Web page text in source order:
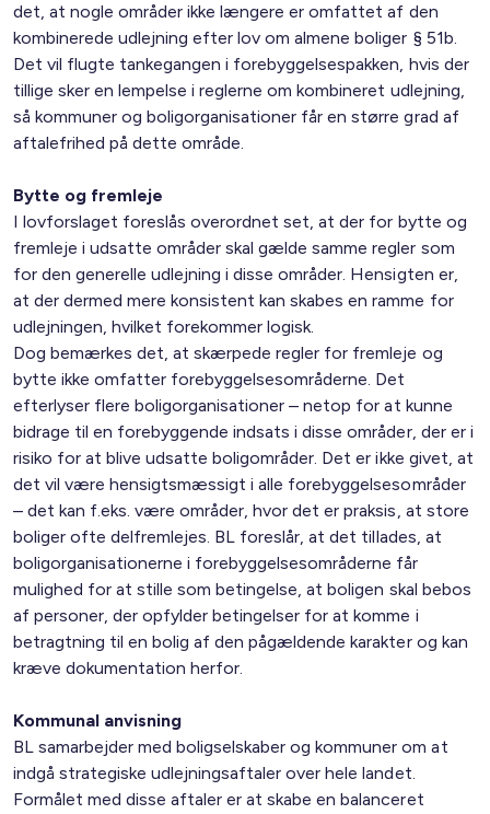
det, at nogle områder ikke længere er omfattet af den
kombinerede udlejning efter lov om almene boliger § 51b.
Det vil flugte tankegangen i forebyggelsespakken, hvis der
tillige sker en lempelse i reglerne om kombineret udlejning,
så kommuner og boligorganisationer får en større grad af
aftalefrihed på dette område.
Bytte og fremleje
I lovforslaget foreslås overordnet set, at der for bytte og
fremleje i udsatte områder skal gælde samme regler som
for den generelle udlejning i disse områder. Hensigten er,
at der dermed mere konsistent kan skabes en ramme for
udlejningen, hvilket forekommer logisk.
Dog bemærkes det, at skærpede regler for fremleje og
bytte ikke omfatter forebyggelsesområderne. Det
efterlyser flere boligorganisationer – netop for at kunne
bidrage til en forebyggende indsats i disse områder, der er i
risiko for at blive udsatte boligområder. Det er ikke givet, at
det vil være hensigtsmæssigt i alle forebyggelsesområder
– det kan f.eks. være områder, hvor det er praksis, at store
boliger ofte delfremlejes. BL foreslår, at det tillades, at
boligorganisationerne i forebyggelsesområderne får
mulighed for at stille som betingelse, at boligen skal bebos
af personer, der opfylder betingelser for at komme i
betragtning til en bolig af den pågældende karakter og kan
kræve dokumentation herfor.
Kommunal anvisning
BL samarbejder med boligselskaber og kommuner om at
indgå strategiske udlejningsaftaler over hele landet.
Formålet med disse aftaler er at skabe en balanceret